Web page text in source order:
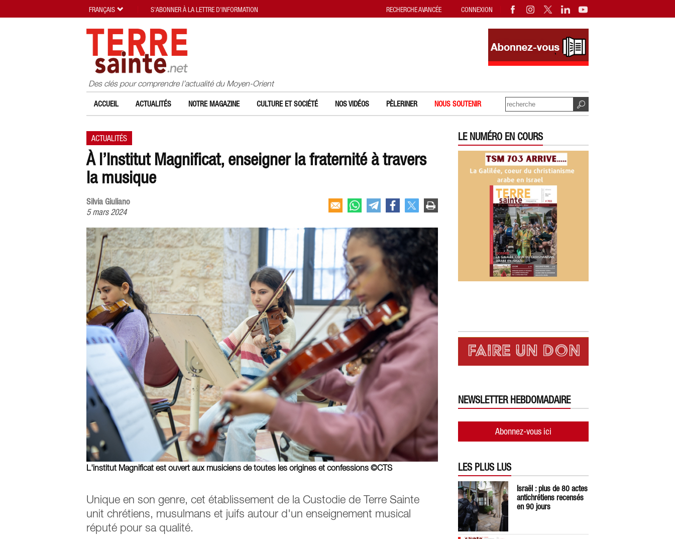
Des clés pour comprendre l’actualité du Moyen-Orient
ACCUEIL ACTUALITÉS NOTRE MAGAZINE CULTURE ET SOCIÉTÉ NOS VIDÉOS PÈLERINER NOUS SOUTENIR
ACTUALITÉS
À l’Institut Magnificat, enseigner la fraternité à travers
la musique
Silvia Giuliano
5 mars 2024
L'institut Magnificat est ouvert aux musiciens de toutes les origines et confessions ©CTS
Unique en son genre, cet établissement de la Custodie de Terre Sainte
unit chrétiens, musulmans et juifs autour d'un enseignement musical
réputé pour sa qualité.
LE NUMÉRO EN COURS
NEWSLETTER HEBDOMADAIRE
Abonnez-vous ici
LES PLUS LUS
Israël : plus de 80 actes
antichrétiens recensés
en 90 jours
RECHERCHE AVANCÉE CONNEXION
FRANÇAIS S'ABONNER À LA LETTRE D'INFORMATION